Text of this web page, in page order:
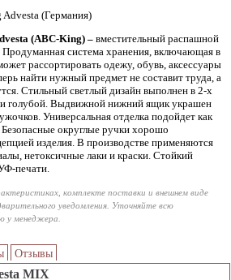
(Германия)
(ABC-King) – вместительный распашной
система хранения, включающая в
рассортировать одежу, обувь, аксессуары
найти нужный предмет не составит труда, а
Стильный светлый дизайн выполнен в 2-х
голубой. Выдвижной нижний ящик украшен
Универсальная отделка подойдет как
округлые ручки хорошо
изделия. В производстве применяются
нетоксичные лаки и краски. Стойкий
печати.
комплекте поставки и внешнем виде
уведомления. Уточняйте всю
у менеджера.
Отзывы
MIX